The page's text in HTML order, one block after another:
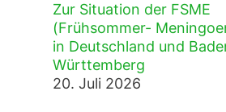
Zur Situation der FSME
(Frühsommer-
in Deutschland und
Württemberg
20. Juli 2026